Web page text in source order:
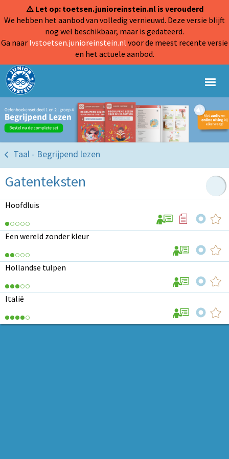
⚠️ Let op: toetsen.junioreinstein.nl is verouderd
We hebben het aanbod van volledig vernieuwd. Deze versie blijft
nog wel beschikbaar, maar is gedateerd.
Ga naar lvstoetsen.junioreinstein.nl voor de meest recente versie
en het actuele aanbod.
Taal - Begrijpend lezen
Gatenteksten
Hoofdluis
Een wereld zonder kleur
Hollandse tulpen
Italië